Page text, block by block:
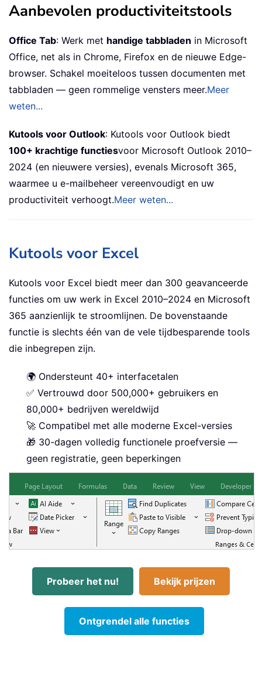
Aanbevolen productiviteitstools
Office Tab: Werk met handige tabbladen in Microsoft
Office, net als in Chrome, Firefox en de nieuwe Edge-
browser. Schakel moeiteloos tussen documenten met
tabbladen — geen rommelige vensters meer.Meer
weten...
Kutools voor Outlook: Kutools voor Outlook biedt
100+ krachtige functiesvoor Microsoft Outlook 2010–
2024 (en nieuwere versies), evenals Microsoft 365,
waarmee u e-mailbeheer vereenvoudigt en uw
productiviteit verhoogt.Meer weten...
Kutools voor Excel
Kutools voor Excel biedt meer dan 300 geavanceerde
functies om uw werk in Excel 2010–2024 en Microsoft
365 aanzienlijk te stroomlijnen. De bovenstaande
functie is slechts één van de vele tijdbesparende tools
die inbegrepen zijn.
🌍 Ondersteunt 40+ interfacetalen
✅ Vertrouwd door 500,000+ gebruikers en
80,000+ bedrijven wereldwijd
🚀 Compatibel met alle moderne Excel-versies
🎁 30-dagen volledig functionele proefversie —
geen registratie, geen beperkingen
Probeer het nu! Bekijk prijzen
Ontgrendel alle functies